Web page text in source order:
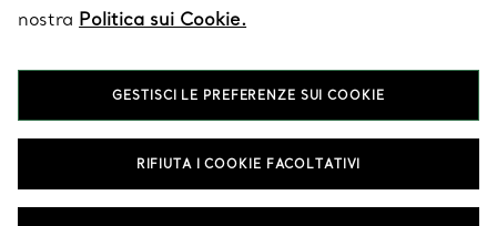
SEGUICI
T&Co. 2026
nostra Politica sui Cookie.
GESTISCI LE PREFERENZE SUI COOKIE
RIFIUTA I COOKIE FACOLTATIVI